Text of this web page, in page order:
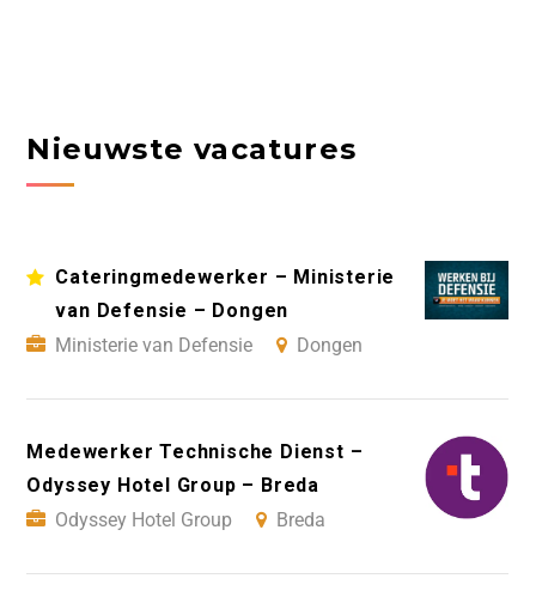
Nieuwste vacatures
Cateringmedewerker – Ministerie
van Defensie – Dongen
Ministerie van Defensie
Dongen
Medewerker Technische Dienst –
Odyssey Hotel Group – Breda
Odyssey Hotel Group
Breda